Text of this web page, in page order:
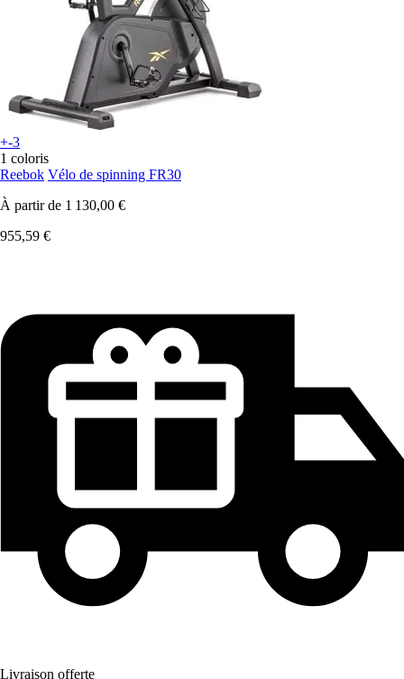
+-3
1 coloris
Reebok Vélo de spinning FR30
À partir de 1 130,00 €
955,59 €
Livraison offerte